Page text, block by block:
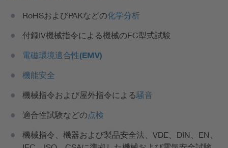
RoHSおよびPAKなどの化学分析
付録IV機械指令による機械のEC型式試験
電磁環境適合性(EMV)
機能安全
機械指令および屋外指令による騒音
適合性試験などの点検
機械指令、機器および製品安全法、VDE、DIN、EN、